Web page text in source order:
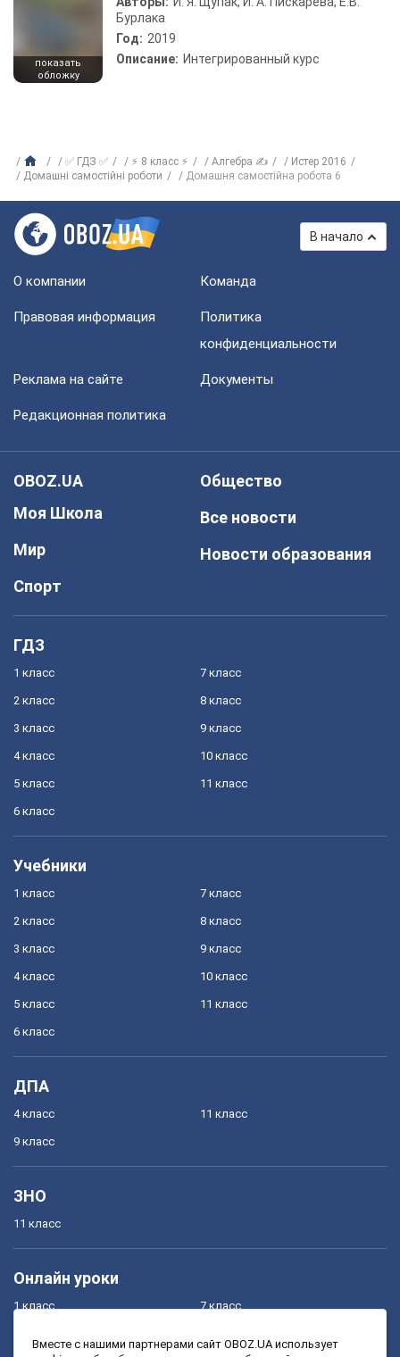
показать
обложку
Бурлака
Год: 2019
Описание: Интегрированный курс
✅ ГДЗ ✅ ⚡ 8 класс ⚡ Алгебра ✍
Истер 2016
Домашні самостійні роботи
Домашня самостійна робота 6
В начало
О компании Команда
Правовая информация
Политика
конфиденциальности
Реклама на сайте Документы
Редакционная политика
OBOZ.UA
Моя Школа
Мир
Спорт
Общество
Все новости
Новости образования
ГДЗ
1 класс
2 класс
3 класс
4 класс
5 класс
6 класс
7 класс
8 класс
9 класс
10 класс
11 класс
Учебники
1 класс
2 класс
3 класс
4 класс
5 класс
6 класс
7 класс
8 класс
9 класс
10 класс
11 класс
ДПА
4 класс
9 класс
11 класс
ЗНО
11 класс
Онлайн уроки
1 класс 7 класс
Вместе с нашими партнерами сайт OBOZ.UA использует